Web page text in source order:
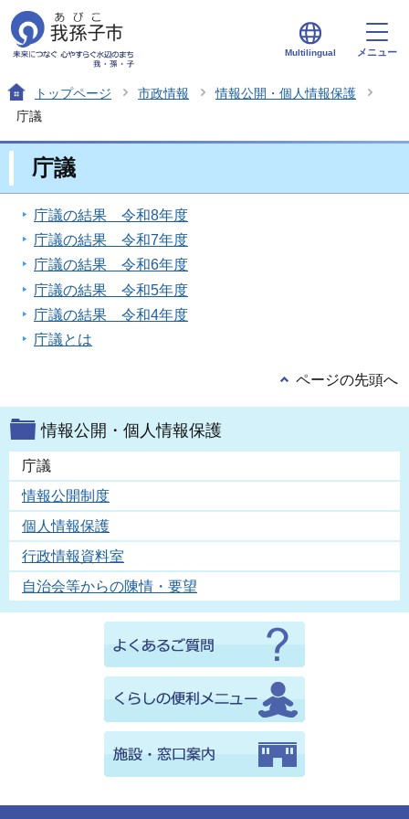
Multilingual メニュー
トップページ 市政情報
情報公開・個人情報保護
庁議
庁議
庁議の結果 令和8年度
庁議の結果 令和7年度
庁議の結果 令和6年度
庁議の結果 令和5年度
庁議の結果 令和4年度
庁議とは
ページの先頭へ
情報公開・個人情報保護
庁議
情報公開制度
個人情報保護
行政情報資料室
自治会等からの陳情・要望